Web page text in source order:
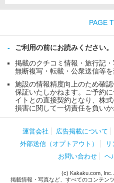
PAGE
ご利用の前にお読みください。
掲載のクチコミ情報・旅行記
無断複写・転載・公衆送信等を
施設の情報精度向上のため確
保証いたしかねます。ご予約
イトとの直接契約となり、株
損害に関して一切責任を負いか
運営会社 広告掲載について
外部送信（オプトアウト）
お問い合わせ
ヘ
(c) Kakaku.com, Inc.
掲載情報・写真など、すべてのコンテン